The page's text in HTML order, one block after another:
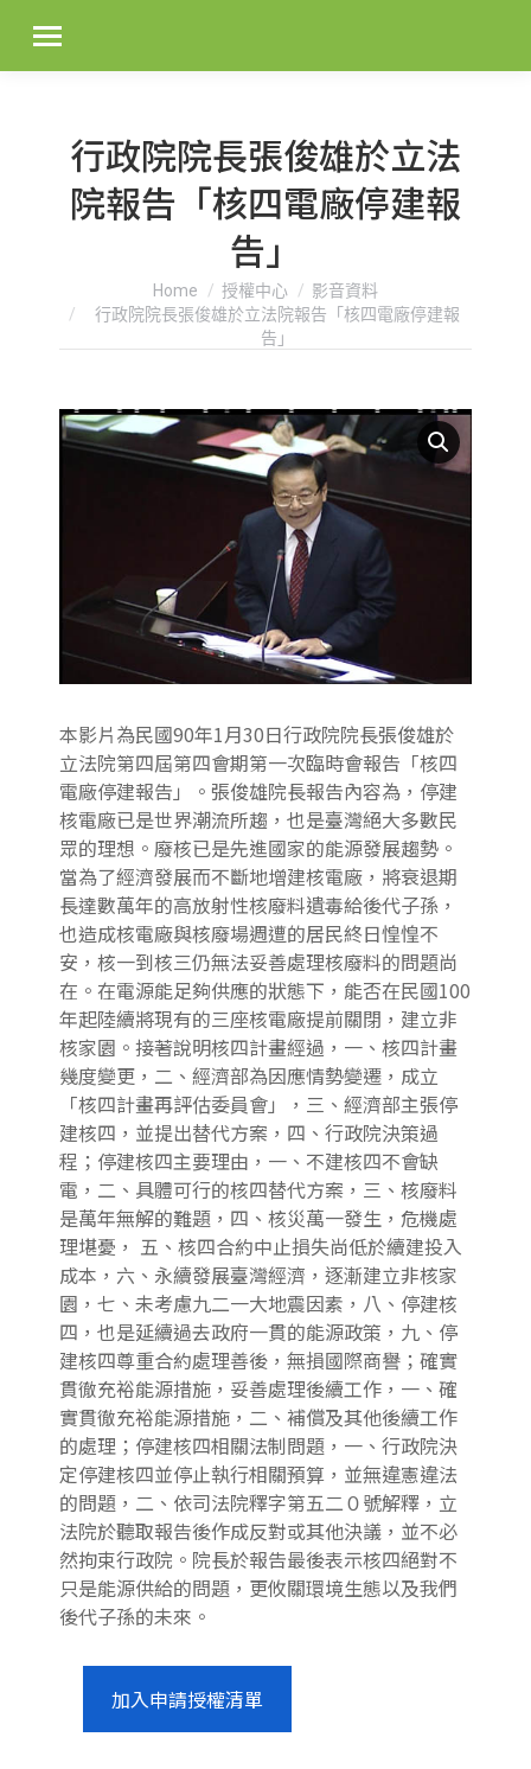
行政院院長張俊雄於立法
院報告「核四電廠停建報
告」
You are here:Home 授權中心
影音資料
行政院院長張俊雄於立法院報告「核四電廠停建報
告」
本影片為民國90年1月30日行政院院長張俊雄於
立法院第四屆第四會期第一次臨時會報告「核四
電廠停建報告」。張俊雄院長報告內容為，停建
核電廠已是世界潮流所趨，也是臺灣絕大多數民
眾的理想。廢核已是先進國家的能源發展趨勢。
當為了經濟發展而不斷地增建核電廠，將衰退期
長達數萬年的高放射性核廢料遺毒給後代子孫，
也造成核電廠與核廢場週遭的居民終日惶惶不
安，核一到核三仍無法妥善處理核廢料的問題尚
在。在電源能足夠供應的狀態下，能否在民國100
年起陸續將現有的三座核電廠提前關閉，建立非
核家園。接著說明核四計畫經過，一、核四計畫
幾度變更，二、經濟部為因應情勢變遷，成立
「核四計畫再評估委員會」，三、經濟部主張停
建核四，並提出替代方案，四、行政院決策過
程；停建核四主要理由，一、不建核四不會缺
電，二、具體可行的核四替代方案，三、核廢料
是萬年無解的難題，四、核災萬一發生，危機處
理堪憂， 五、核四合約中止損失尚低於續建投入
成本，六、永續發展臺灣經濟，逐漸建立非核家
園，七、未考慮九二一大地震因素，八、停建核
四，也是延續過去政府一貫的能源政策，九、停
建核四尊重合約處理善後，無損國際商譽；確實
貫徹充裕能源措施，妥善處理後續工作，一、確
實貫徹充裕能源措施，二、補償及其他後續工作
的處理；停建核四相關法制問題，一、行政院決
定停建核四並停止執行相關預算，並無違憲違法
的問題，二、依司法院釋字第五二０號解釋，立
法院於聽取報告後作成反對或其他決議，並不必
然拘束行政院。院長於報告最後表示核四絕對不
只是能源供給的問題，更攸關環境生態以及我們
後代子孫的未來。
加入申請授權清單